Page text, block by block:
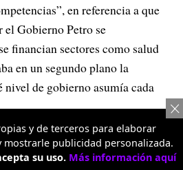
en referencia a que
el Gobierno Petro se
financian sectores como salud
en un segundo plano la
de gobierno asumía cada
por representantes de los
Federación Colombiana de
y de terceros para elaborar
publicidad personalizada.
su uso. Más información aquí